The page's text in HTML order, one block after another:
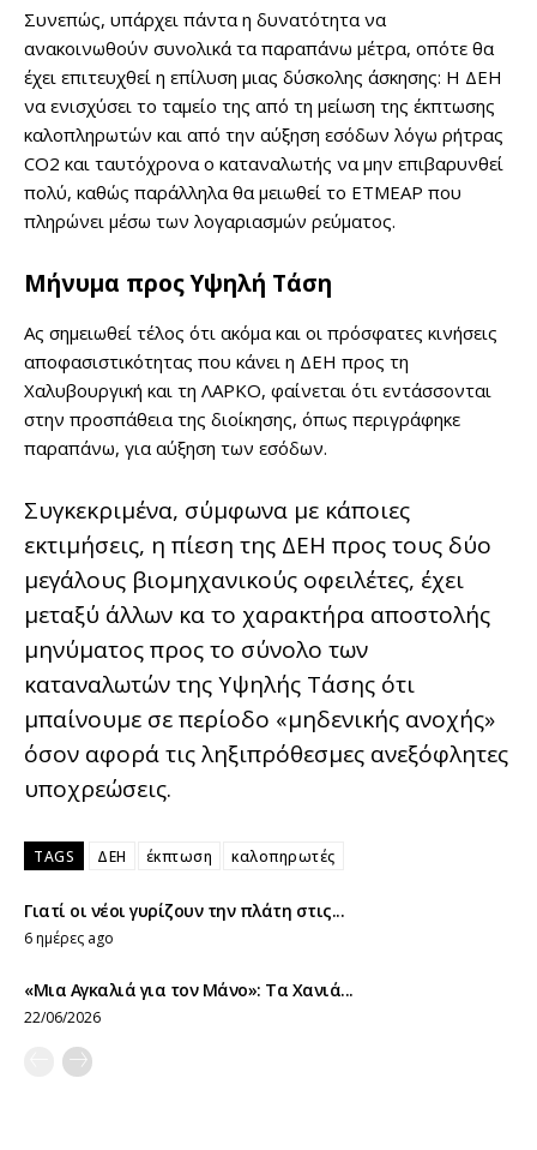
Συνεπώς, υπάρχει πάντα η δυνατότητα να
ανακοινωθούν συνολικά τα παραπάνω μέτρα, οπότε θα
έχει επιτευχθεί η επίλυση μιας δύσκολης άσκησης: Η ΔΕΗ
να ενισχύσει το ταμείο της από τη μείωση της έκπτωσης
καλοπληρωτών και από την αύξηση εσόδων λόγω ρήτρας
CO2 και ταυτόχρονα ο καταναλωτής να μην επιβαρυνθεί
πολύ, καθώς παράλληλα θα μειωθεί το ΕΤΜΕΑΡ που
πληρώνει μέσω των λογαριασμών ρεύματος.
Μήνυμα προς Υψηλή Τάση
Ας σημειωθεί τέλος ότι ακόμα και οι πρόσφατες κινήσεις
αποφασιστικότητας που κάνει η ΔΕΗ προς τη
Χαλυβουργική και τη ΛΑΡΚΟ, φαίνεται ότι εντάσσονται
στην προσπάθεια της διοίκησης, όπως περιγράφηκε
παραπάνω, για αύξηση των εσόδων.
Συγκεκριμένα, σύμφωνα με κάποιες
εκτιμήσεις, η πίεση της ΔΕΗ προς τους δύο
μεγάλους βιομηχανικούς οφειλέτες, έχει
μεταξύ άλλων κα το χαρακτήρα αποστολής
μηνύματος προς το σύνολο των
καταναλωτών της Υψηλής Τάσης ότι
μπαίνουμε σε περίοδο «μηδενικής ανοχής»
όσον αφορά τις ληξιπρόθεσμες ανεξόφλητες
υποχρεώσεις.
TAGS ΔΕΗ έκπτωση καλοπηρωτές
Γιατί οι νέοι γυρίζουν την πλάτη στις...
6 ημέρες ago
«Μια Αγκαλιά για τον Μάνο»: Τα Χανιά...
22/06/2026